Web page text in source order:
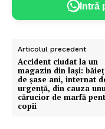
Intră
Articolul precedent
Accident ciudat la un
magazin din Iași:
de şase ani, internat
urgenţă, din cauza
cărucior de marfă
copii